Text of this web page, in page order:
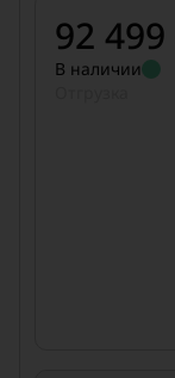
92 499
В наличии